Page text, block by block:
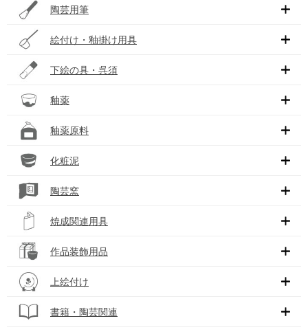
陶芸用筆
絵付け・釉掛け用具
下絵の具・呉須
釉薬
釉薬原料
化粧泥
陶芸窯
焼成関連用具
作品装飾用品
上絵付け
書籍・陶芸関連